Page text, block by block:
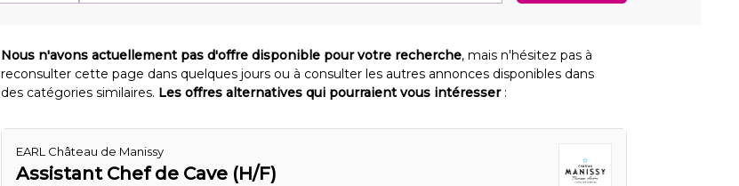
Nous n'avons actuellement pas d'offre disponible pour votre recherche, mais n'hésitez pas à
reconsulter cette page dans quelques jours ou à consulter les autres annonces disponibles dans
des catégories similaires. Les offres alternatives qui pourraient vous intéresser:
EARL Château de Manissy
Assistant Chef de Cave (H/F)